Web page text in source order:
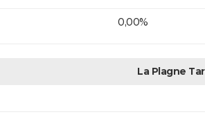
0,00%
La Plagne